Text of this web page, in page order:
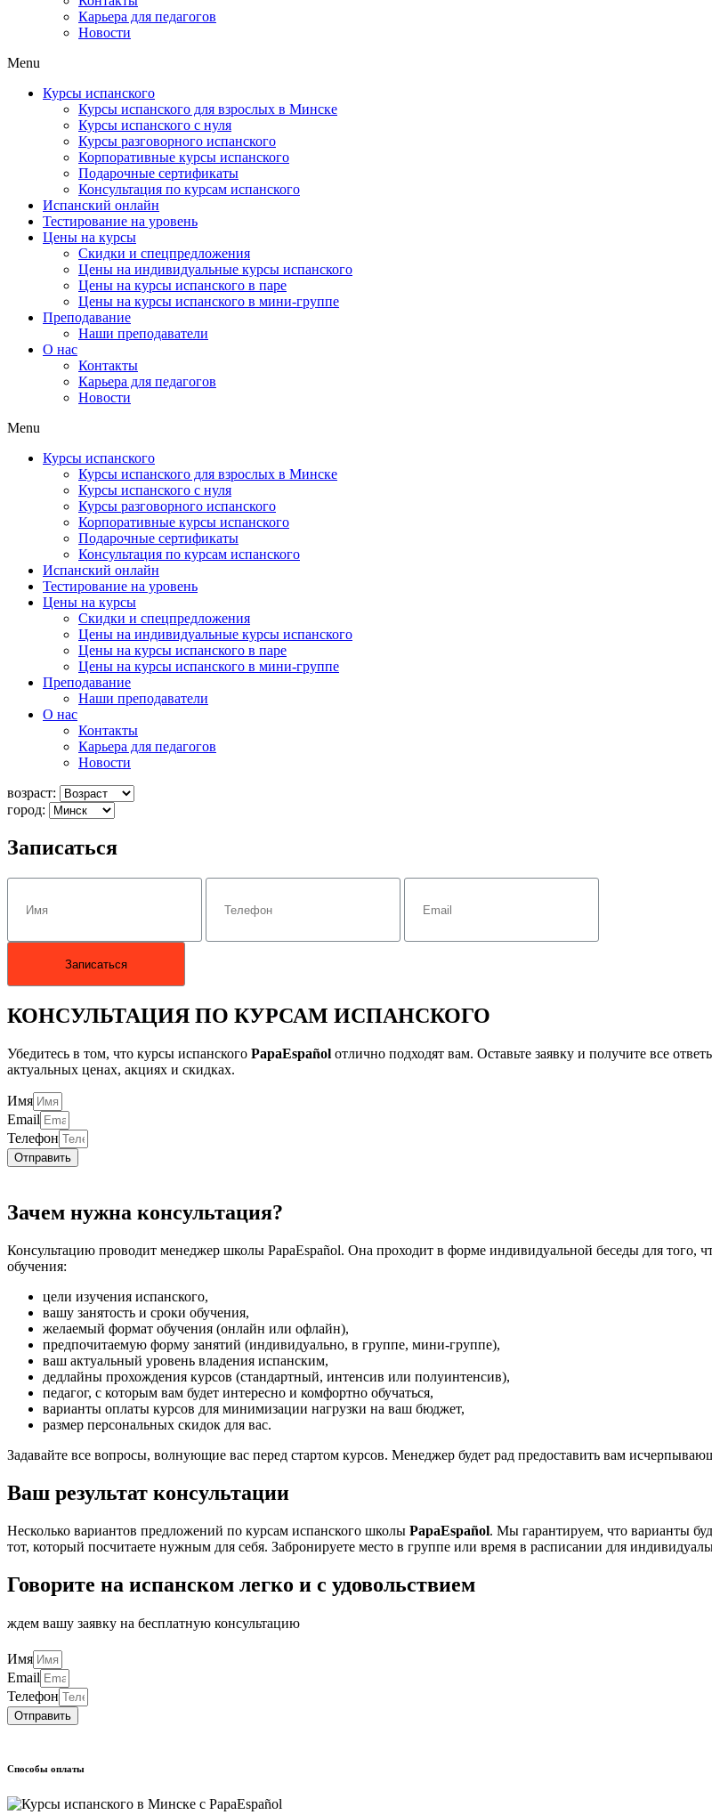
Карьера для педагогов
Новости
Menu
Курсы испанского
Курсы испанского для взрослых в Минске
Курсы испанского с нуля
Курсы разговорного испанского
Корпоративные курсы испанского
Подарочные сертификаты
Консультация по курсам испанского
Испанский онлайн
Тестирование на уровень
Цены на курсы
Скидки и спецпредложения
Цены на индивидуальные курсы испанского
Цены на курсы испанского в паре
Цены на курсы испанского в мини-группе
Преподавание
Наши преподаватели
О нас
Контакты
Карьера для педагогов
Новости
Menu
Курсы испанского
Курсы испанского для взрослых в Минске
Курсы испанского с нуля
Курсы разговорного испанского
Корпоративные курсы испанского
Подарочные сертификаты
Консультация по курсам испанского
Испанский онлайн
Тестирование на уровень
Цены на курсы
Скидки и спецпредложения
Цены на индивидуальные курсы испанского
Цены на курсы испанского в паре
Цены на курсы испанского в мини-группе
Преподавание
Наши преподаватели
О нас
Контакты
Карьера для педагогов
Новости
возраст:
город:
Записаться
КОНСУЛЬТАЦИЯ ПО КУРСАМ ИСПАНСКОГО
Убедитесь в том, что курсы испанского PapaEspañol отлично подходят вам. Оставьте заявку и получите все
актуальных ценах, акциях и скидках.
Имя
Email
Телефон
Отправить
Зачем нужна консультация?
Консультацию проводит менеджер школы PapaEspañol. Она проходит в форме индивидуальной беседы для того,
обучения:
цели изучения испанского,
вашу занятость и сроки обучения,
желаемый формат обучения (онлайн или офлайн),
предпочитаемую форму занятий (индивидуально, в группе, мини-группе),
ваш актуальный уровень владения испанским,
дедлайны прохождения курсов (стандартный, интенсив или полуинтенсив),
педагог, с которым вам будет интересно и комфортно обучаться,
варианты оплаты курсов для минимизации нагрузки на ваш бюджет,
размер персональных скидок для вас.
Задавайте все вопросы, волнующие вас перед стартом курсов. Менеджер будет рад предоставить вам
Ваш результат консультации
Несколько вариантов предложений по курсам испанского школы PapaEspañol. Мы гарантируем, что варианты
тот, который посчитаете нужным для себя. Забронируете место в группе или время в расписании для
Говорите на испанском легко и с удовольствием
ждем вашу заявку на бесплатную консультацию
Имя
Email
Телефон
Отправить
Способы оплаты